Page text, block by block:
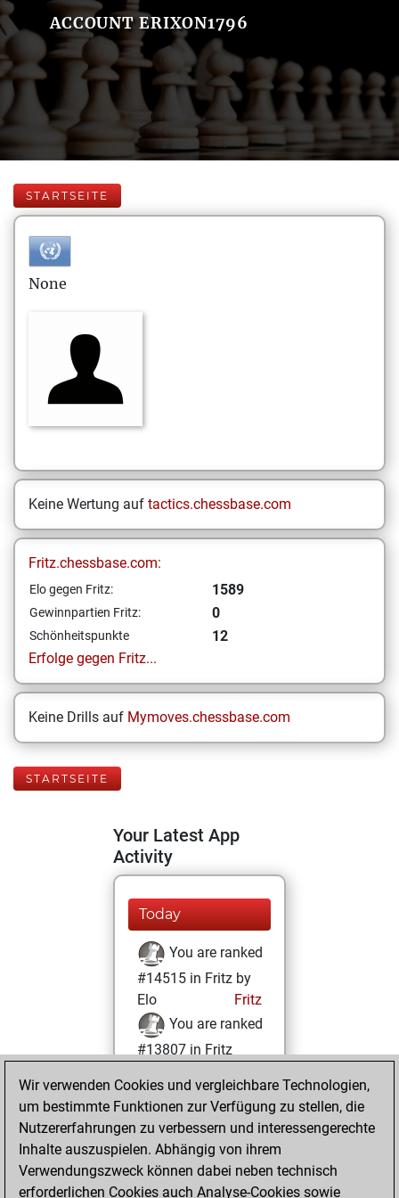
ACCOUNT ERIXON1796
STARTSEITE
None
Keine Wertung auf tactics.chessbase.com
Fritz.chessbase.com:
Elo gegen Fritz: 1589
Gewinnpartien Fritz: 0
Schönheitspunkte
12
Erfolge gegen Fritz...
Keine Drills auf Mymoves.chessbase.com
STARTSEITE
Your Latest App
Activity
Today
You are ranked
#14515 in Fritz by
Elo
Fritz
You are ranked
#13807 in Fritz
Freitag, August
29, 2025
You achieved a
BeautyScore of 12
Wir verwenden Cookies und vergleichbare Technologien,
um bestimmte Funktionen zur Verfügung zu stellen, die
Nutzererfahrungen zu verbessern und interessengerechte
Inhalte auszuspielen. Abhängig von ihrem
Verwendungszweck können dabei neben technisch
erforderlichen Cookies auch Analyse-Cookies sowie